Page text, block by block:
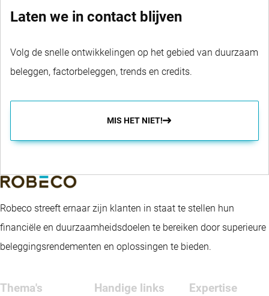
Laten we in contact blijven
Volg de snelle ontwikkelingen op het gebied van duurzaam
beleggen, factorbeleggen, trends en credits.
MIS HET NIET!
Robeco streeft ernaar zijn klanten in staat te stellen hun
financiële en duurzaamheidsdoelen te bereiken door superieure
beleggingsrendementen en oplossingen te bieden.
Thema's Handige links Expertise